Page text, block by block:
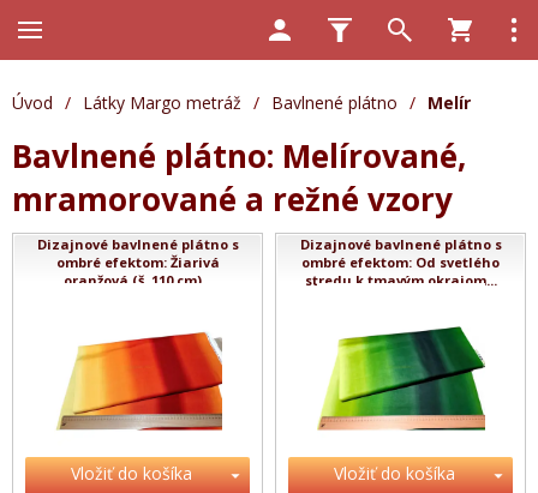
Úvod / Látky Margo metráž / Bavlnené plátno / Melír
Bavlnené plátno: Melírované,
mramorované a režné vzory
Dizajnové bavlnené plátno s
ombré efektom: Žiarivá
oranžová (š. 110 cm)...
Vložiť do košíka
Dizajnové bavlnené plátno s
ombré efektom: Od svetlého
stredu k tmavým okrajom...
Vložiť do košíka